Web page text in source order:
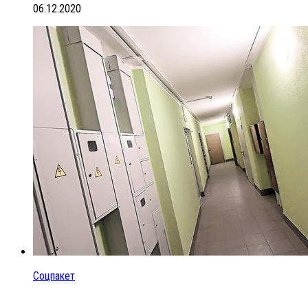
06.12.2020
Соцпакет